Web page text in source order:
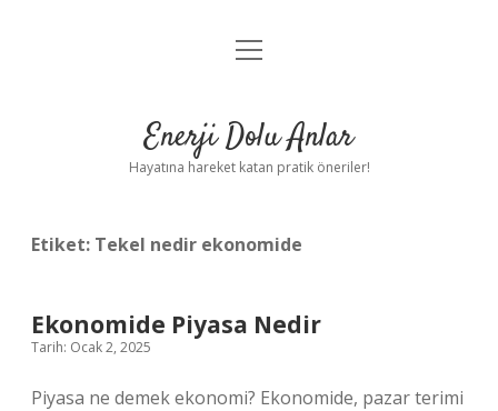
Anasayfa
Yasal Uyarı
menüyü
Enerji Dolu Anlar
Hayatına hareket katan pratik öneriler!
Etiket: Tekel nedir ekonomide
Ekonomide Piyasa Nedir
Tarih: Ocak 2, 2025
Piyasa ne demek ekonomi? Ekonomide, pazar terimi